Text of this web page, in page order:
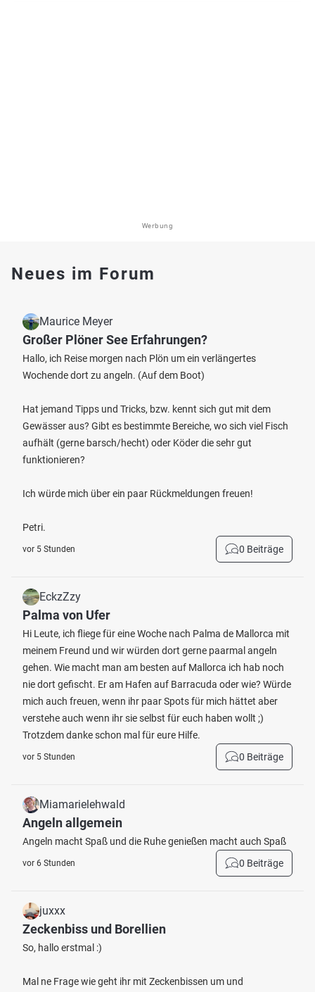
Werbung
Neues im Forum
Maurice Meyer
Großer Plöner See Erfahrungen?
Hallo, ich Reise morgen nach Plön um ein verlängertes
Wochende dort zu angeln. (Auf dem Boot)
Hat jemand Tipps und Tricks, bzw. kennt sich gut mit dem
Gewässer aus? Gibt es bestimmte Bereiche, wo sich viel Fisch
aufhält (gerne barsch/hecht) oder Köder die sehr gut
funktionieren?
Ich würde mich über ein paar Rückmeldungen freuen!
Petri.
vor 5 Stunden 0 Beiträge
EckzZzy
Palma von Ufer
Hi Leute, ich fliege für eine Woche nach Palma de Mallorca mit
meinem Freund und wir würden dort gerne paarmal angeln
gehen. Wie macht man am besten auf Mallorca ich hab noch
nie dort gefischt. Er am Hafen auf Barracuda oder wie? Würde
mich auch freuen, wenn ihr paar Spots für mich hättet aber
verstehe auch wenn ihr sie selbst für euch haben wollt ;)
Trotzdem danke schon mal für eure Hilfe.
vor 5 Stunden 0 Beiträge
Miamarielehwald
Angeln allgemein
Angeln macht Spaß und die Ruhe genießen macht auch Spaß
vor 6 Stunden 0 Beiträge
juxxx
Zeckenbiss und Borellien
So, hallo erstmal :)
Mal ne Frage wie geht ihr mit Zeckenbissen um und